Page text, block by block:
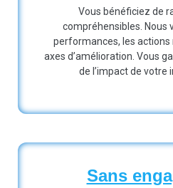
Vous bénéficiez de
compréhensibles. Nous
performances, les actions
axes d’amélioration. Vous
de l’impact de votre
Sans